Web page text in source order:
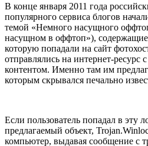
В конце января 2011 года
популярного сервиса блогов
темой «Немного насущного
насущном в оффтоп»),
которую попадали на сайт
отправлялись на интернет-ресурс
контентом. Именно там им
которым скрывался печально
Если пользователь попадал в эту
предлагаемый объект,
компьютер, выдавая сообщение с